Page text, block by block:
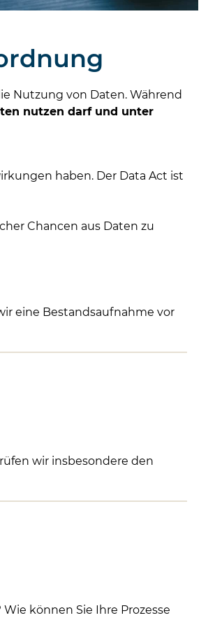
Nutzung von Daten. Während
nutzen darf und unter
haben. Der Data Act ist
Chancen aus Daten zu
eine Bestandsaufnahme vor
wir insbesondere den
können Sie Ihre Prozesse